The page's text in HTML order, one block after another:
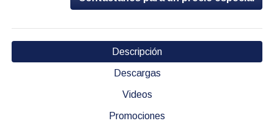
Descripción
Descargas
Videos
Promociones